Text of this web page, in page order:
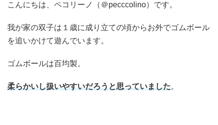
こんにちは、ペコリーノ（＠pecccolino）です。
我が家の双子は１歳に成り立ての頃からお外でゴムボール
を追いかけて遊んでいます。
ゴムボールは百均製。
柔らかいし扱いやすいだろうと思っていました。